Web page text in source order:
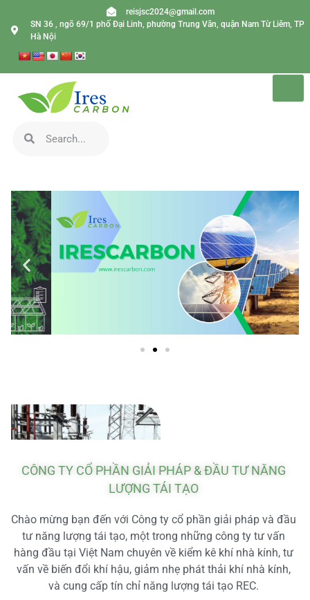
reisjsc2024@gmail.com
SN 36 , ngõ 69/1 phố Đại Linh, phường Trung Văn, quận Nam Từ Liêm, TP
Hà Nội
CÔNG TY CỔ PHẦN GIẢI PHÁP & ĐẦU TƯ NĂNG
LƯỢNG TÁI TẠO
Chào mừng bạn đến với Công ty cổ phần giải pháp và đầu
tư năng lượng tái tạo, một trong những công ty tư vấn
hàng đầu tại Việt Nam chuyên về kiểm kê khí nhà kính, tư
vấn về biến đổi khí hậu, giảm nhẹ phát thải khí nhà kính,
và cung cấp tín chỉ năng lượng tái tạo REC.